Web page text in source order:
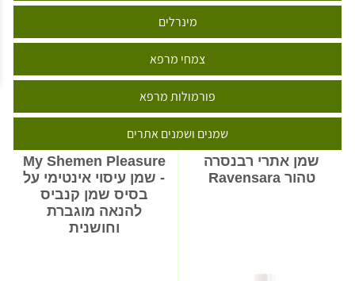
מינרלים
צמחי מרפא
פורמולות מרפא
שמנים ושמנים אתרים
שמן אתרי רבנסרה
טהור Ravensara
My Shemen Pleasure
- שמן עיסוי אינטימי על
בסיס שמן קנביס
להנאה מוגברת
וחושנית